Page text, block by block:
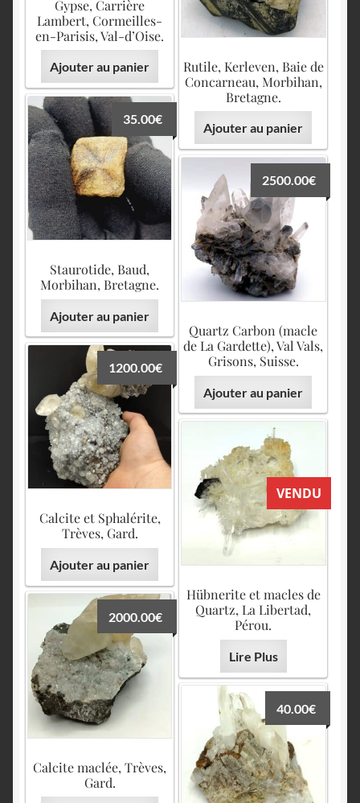
Gypse, Carrière
Lambert, Cormeilles-
en-Parisis, Val-d’Oise.
Ajouter au panier
Rutile, Kerleven, Baie de
Concarneau, Morbihan,
Bretagne.
Ajouter au panier
Staurotide, Baud,
Morbihan, Bretagne.
35.00€
Ajouter au panier
Quartz Carbon (macle
de La Gardette), Val Vals,
Grisons, Suisse.
2500.00€
Ajouter au panier
Calcite et Sphalérite,
Trèves, Gard.
1200.00€
Ajouter au panier
VENDU
Hübnerite et macles de
Quartz, La Libertad,
Pérou.
Lire Plus
Calcite maclée, Trèves,
Gard.
2000.00€
40.00€